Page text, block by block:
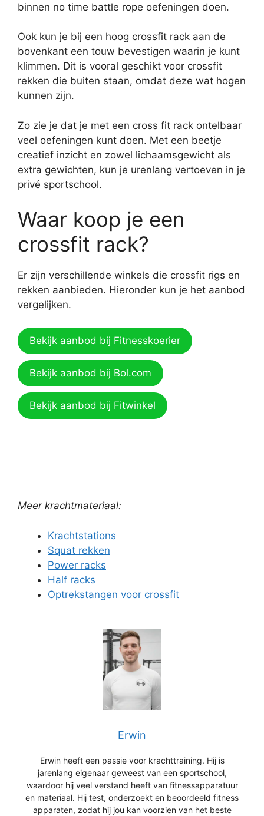
binnen no time battle rope oefeningen doen.
Ook kun je bij een hoog crossfit rack aan de
bovenkant een touw bevestigen waarin je kunt
klimmen. Dit is vooral geschikt voor crossfit
rekken die buiten staan, omdat deze wat hogen
kunnen zijn.
Zo zie je dat je met een cross fit rack ontelbaar
veel oefeningen kunt doen. Met een beetje
creatief inzicht en zowel lichaamsgewicht als
extra gewichten, kun je urenlang vertoeven in je
privé sportschool.
Waar koop je een
crossfit rack?
Er zijn verschillende winkels die crossfit rigs en
rekken aanbieden. Hieronder kun je het aanbod
vergelijken.
Bekijk aanbod bij Fitnesskoerier
Bekijk aanbod bij Bol.com
Bekijk aanbod bij Fitwinkel
Meer krachtmateriaal:
Krachtstations
Squat rekken
Power racks
Half racks
Optrekstangen voor crossfit
Erwin
Erwin heeft een passie voor krachttraining. Hij is
jarenlang eigenaar geweest van een sportschool,
waardoor hij veel verstand heeft van fitnessapparatuur
en materiaal. Hij test, onderzoekt en beoordeeld fitness
apparaten, zodat hij jou kan voorzien van het beste